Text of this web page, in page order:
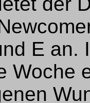
E an.
Woche